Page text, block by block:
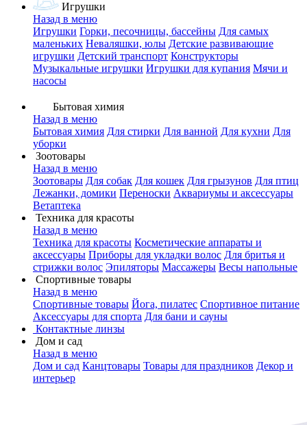
Игрушки
Назад в меню
Игрушки Горки, песочницы, бассейны Для самых
маленьких Неваляшки, юлы Детские развивающие
игрушки Детский транспорт Конструкторы
Музыкальные игрушки Игрушки для купания Мячи и
насосы
Бытовая химия
Назад в меню
Бытовая химия Для стирки Для ванной Для кухни Для
уборки
Зоотовары
Назад в меню
Зоотовары Для собак Для кошек Для грызунов Для птиц
Лежанки, домики Переноски Аквариумы и аксессуары
Ветаптека
Техника для красоты
Назад в меню
Техника для красоты Косметические аппараты и
аксессуары Приборы для укладки волос Для бритья и
стрижки волос Эпиляторы Массажеры Весы напольные
Спортивные товары
Назад в меню
Спортивные товары Йога, пилатес Спортивное питание
Аксессуары для спорта Для бани и сауны
Контактные линзы
Дом и сад
Назад в меню
Дом и сад Канцтовары Товары для праздников Декор и
интерьер